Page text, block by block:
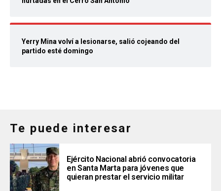
Yerry Mina volví a lesionarse, salió cojeando del
partido esté domingo
Te puede interesar
Ejército Nacional abrió convocatoria
en Santa Marta para jóvenes que
quieran prestar el servicio militar